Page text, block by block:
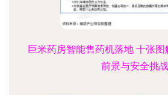
巨米药房智能售药机落地 十张
前景与安全挑战